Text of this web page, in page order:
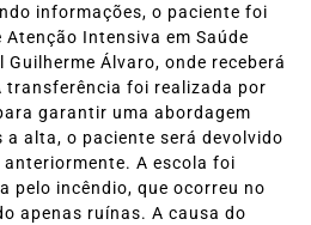
informações, o paciente foi
Intensiva em Saúde
Álvaro, onde receberá
foi realizada por
garantir uma abordagem
a alta, o paciente será devolvido
A escola foi
pelo incêndio, que ocorreu no
apenas ruínas. A causa do